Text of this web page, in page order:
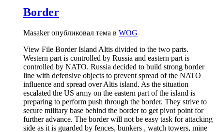
Border
Masaker опубликовал тема в WOG
View File Border Island Altis divided to the two parts.
Western part is controlled by Russia and eastern part is
controlled by NATO. Russia decided to build strong border
line with defensive objects to prevent spread of the NATO
influence and spread over Altis island. As the situation
escalated the US army on the eastern part of the island is
preparing to perform push through the border. They strive to
secure military base behind the border to get pivot point for
further advance. The border will not be easy task for attacking
side as it is guarded by fences, bunkers , watch towers, mine